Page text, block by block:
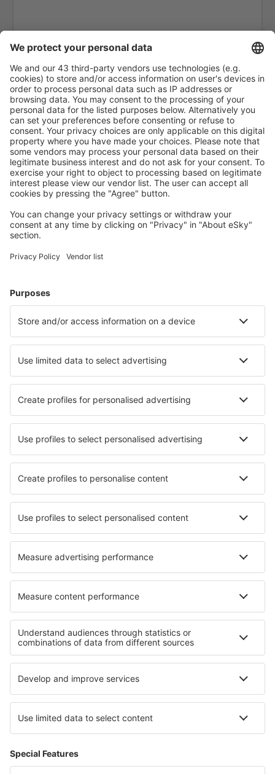
Cap. FAP Pedro Canga Rodríguez (TBP)
Pisco Renán Elías Olivera (PIO)
Rioja Juan Simons Vela (RIJ)
Arequipa Rodríguez Ballón (AQP)
Santa Maria Airport (Peru) (SMG)
Jaen Shumba (JAE)
Talara Victor Montes Arias (TYL)
Tingo María Airport (TGI)
Cap. FAP Carlos Martínez de Pinillos (TRU)
Yurimaguas Moisés Benzaquen Rengifo (YMS)